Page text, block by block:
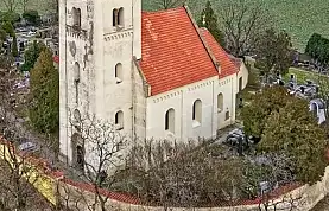
vstupovat z pozice ÚMČ Praha
výstavby např. v lokalitě
umožňuje nově schválený